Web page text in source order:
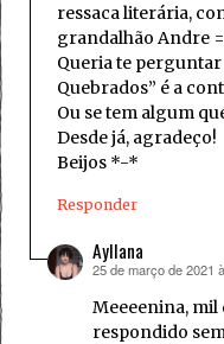
ressaca literária,
grandalhão Andre
Queria te perguntar
Quebrados” é a
Ou se tem algum
Desde já, agradeço!
Beijos *-*
Responder
Ayllana
disse:
25 de março de 2021
Meeeenina, mil
respondido